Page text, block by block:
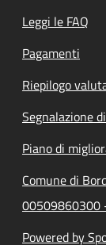
Leggi le FAQ
Pagamenti
Riepilogo
Segnalazione
Piano di
Comune di
00509860300
Powered by